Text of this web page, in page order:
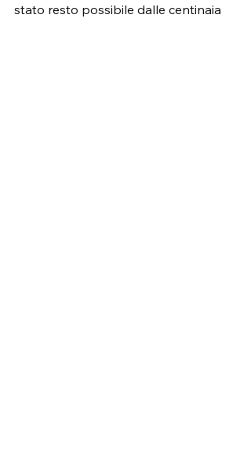
stato resto possibile dalle centinaia